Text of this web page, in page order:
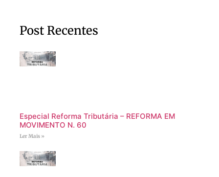
Post Recentes
Especial Reforma Tributária – REFORMA EM
MOVIMENTO N. 60
Ler Mais »